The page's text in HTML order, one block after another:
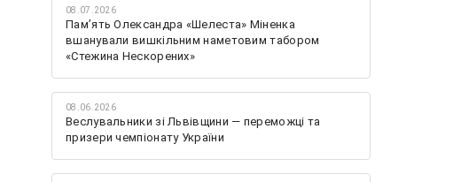
08.07.2026
Памʼять Олександра «Шелеста» Міненка
вшанували вишкільним наметовим табором
«Стежина Нескорених»
08.06.2026
Веслувальники зі Львівщини — переможці та
призери чемпіонату України